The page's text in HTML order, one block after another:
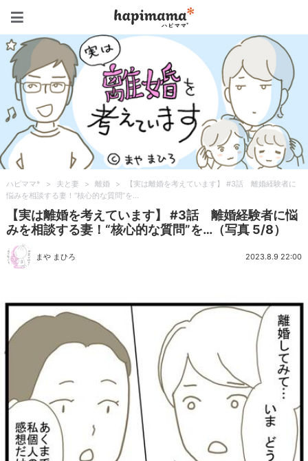
ハピママ* > 夫と妻 > 離婚 >
【実は離婚を考えています】 #3話 離婚経験者に
悩みを相談する妻！“核心的な質問”を…
【実は離婚を考えています】 #3話 離婚経験者に悩
みを相談する妻！“核心的な質問”を…（写真 5/8）
まや まひろ 2023.8.9 22:00